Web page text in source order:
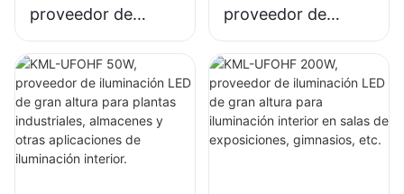
proveedor de
iluminación LED de
gran altura para
plantas
industriales,
almacenes y otras
aplicaciones de
proveedor de
iluminación LED de
gran altura para
iluminación interior
en plantas
industriales,